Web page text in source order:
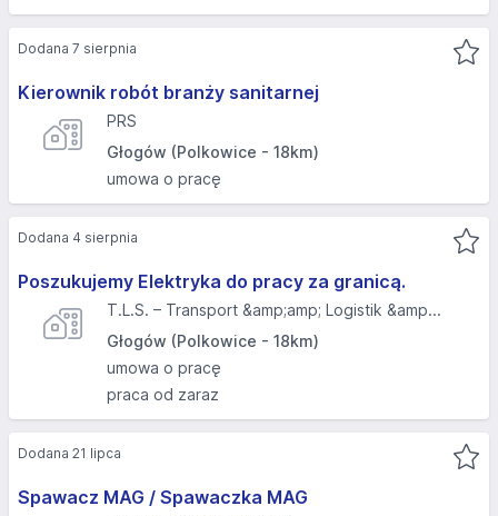
Kierownik robót branży sanitarnej
PRS
Głogów (Polkowice - 18km)
umowa o pracę
Dodana 7 sierpnia
Poszukujemy Elektryka do pracy za granicą.
T.L.S. – Transport &amp;amp; Logistik &amp...
Głogów (Polkowice - 18km)
umowa o pracę
praca od zaraz
Dodana 4 sierpnia
Spawacz MAG / Spawaczka MAG
Dodana 21 lipca